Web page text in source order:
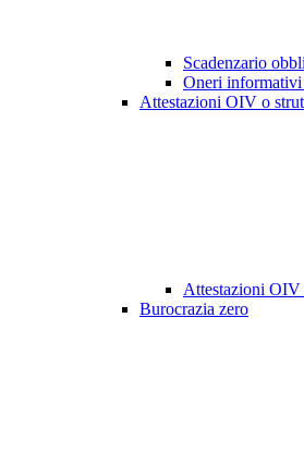
Scadenzario
Oneri informativi
Attestazioni OIV o
Attestazioni OIV
Burocrazia zero